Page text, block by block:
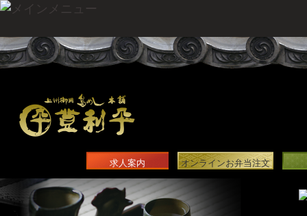
オンラインお弁当注文
求人案内